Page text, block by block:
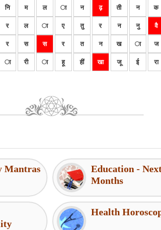
नि म ल ा न ढ़ ती न क
र ल ा ए तु र न नु वै
र स स र त न ख ा ज
ा री ा हू हीं खा जू ई रा
Mantras
Education -
Months
Health